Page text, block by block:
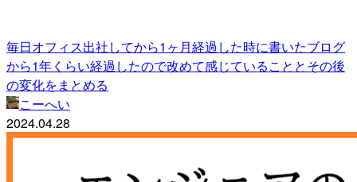
毎日オフィス出社してから1ヶ月経過した時に書いたブログ
から1年くらい経過したので改めて感じていることとその後
の変化をまとめる
こーへい
2024.04.28